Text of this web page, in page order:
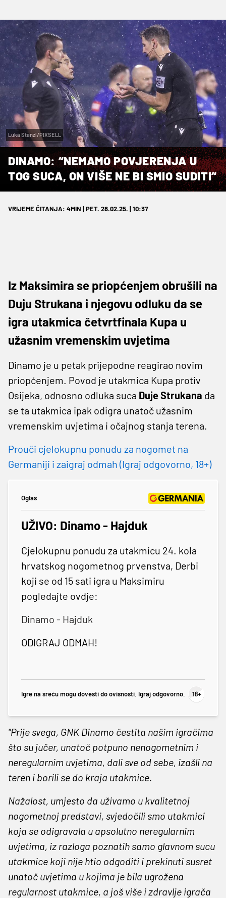
Luka Stanzl/PIXSELL
DINAMO: “NEMAMO POVJERENJA U
TOG SUCA, ON VIŠE NE BI SMIO SUDITI“
VRIJEME ČITANJA: 4MIN | PET. 28.02.25. | 10:37
Iz Maksimira se priopćenjem obrušili na
Duju Strukana i njegovu odluku da se
igra utakmica četvrtfinala Kupa u
užasnim vremenskim uvjetima
Dinamo je u petak prijepodne reagirao novim
priopćenjem. Povod je utakmica Kupa protiv
Osijeka, odnosno odluka suca Duje Strukana da
se ta utakmica ipak odigra unatoč užasnim
vremenskim uvjetima i očajnog stanja terena.
Prouči cjelokupnu ponudu za nogomet na
Germaniji i zaigraj odmah (Igraj odgovorno, 18+)
Oglas
UŽIVO: Dinamo - Hajduk
Cjelokupnu ponudu za utakmicu 24. kola
hrvatskog nogometnog prvenstva, Derbi
koji se od 15 sati igra u Maksimiru
pogledajte ovdje:
Dinamo - Hajduk
ODIGRAJ ODMAH!
Igre na sreću mogu dovesti do ovisnosti. Igraj odgovorno.
"Prije svega, GNK Dinamo čestita našim igračima
što su jučer, unatoč potpuno nenogometnim i
neregularnim uvjetima, dali sve od sebe, izašli na
teren i borili se do kraja utakmice.
Nažalost, umjesto da uživamo u kvalitetnoj
nogometnoj predstavi, svjedočili smo utakmici
koja se odigravala u apsolutno neregularnim
uvjetima, iz razloga poznatih samo glavnom sucu
utakmice koji nije htio odgoditi i prekinuti susret
unatoč uvjetima u kojima je bila ugrožena
regularnost utakmice, a još više i zdravlje igrača